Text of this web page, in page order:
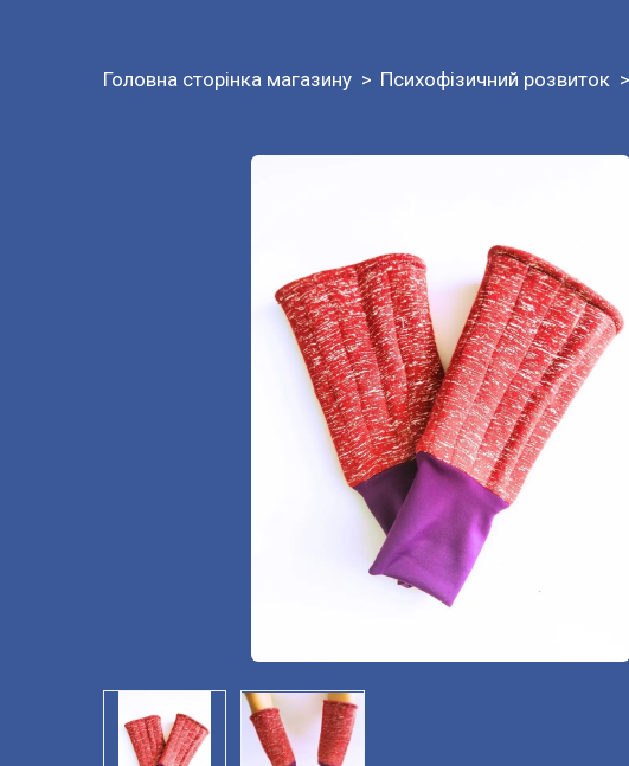
Головна сторінка магазину Психофізичний розвиток